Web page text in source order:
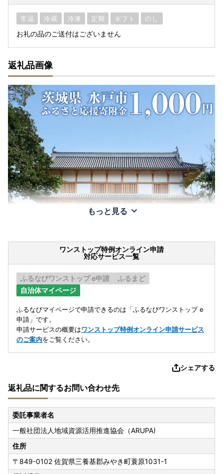
常温 冷蔵 冷凍 定期 ギフト のし
お礼の品のご送付はございません
返礼品画像
もっと見る
ワンストップ特例オンライン申請
対応サービス一覧
ふるなびワンストップ e申請
ふるまど
自治体マイページ
ふるなびマイページで申請できるのは「ふるなびワンストップ e
申請」です。
申請サービスの概要はワンストップ特例オンライン申請サービス
のご案内をご覧ください。
シェアする
返礼品に関するお問い合わせ先
委託事業者名
一般社団法人地域資源活用推進協会（ARUPA)
住所
〒849-0102 佐賀県三養基郡みやき町蓑原1031-1